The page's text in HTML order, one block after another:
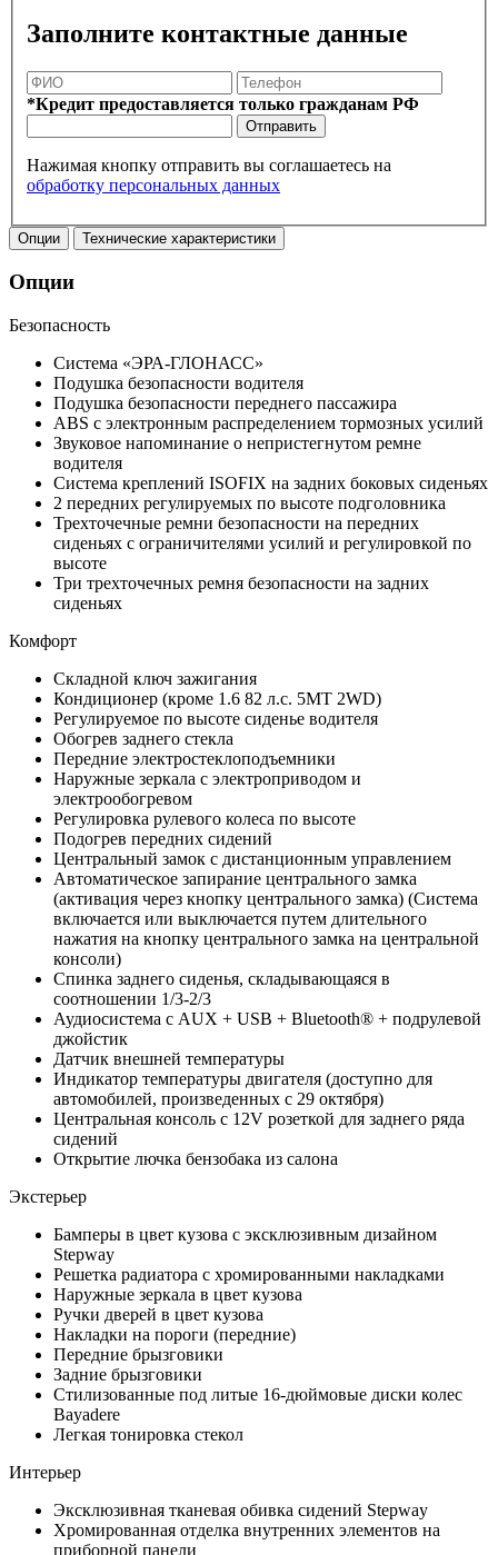
Заполните контактные данные
*Кредит предоставляется только гражданам РФ
Отправить
Нажимая кнопку отправить вы соглашаетесь на
обработку персональных данных
Опции Технические характеристики
Опции
Безопасность
Система «ЭРА-ГЛОНАСС»
Подушка безопасности водителя
Подушка безопасности переднего пассажира
ABS с электронным распределением тормозных усилий
Звуковое напоминание о непристегнутом ремне
водителя
Система креплений ISOFIX на задних боковых сиденьях
2 передних регулируемых по высоте подголовника
Трехточечные ремни безопасности на передних
сиденьях с ограничителями усилий и регулировкой по
высоте
Три трехточечных ремня безопасности на задних
сиденьях
Комфорт
Складной ключ зажигания
Кондиционер (кроме 1.6 82 л.с. 5MT 2WD)
Регулируемое по высоте сиденье водителя
Обогрев заднего стекла
Передние электростеклоподъемники
Наружные зеркала с электроприводом и
электрообогревом
Регулировка рулевого колеса по высоте
Подогрев передних сидений
Центральный замок с дистанционным управлением
Автоматическое запирание центрального замка
(активация через кнопку центрального замка) (Система
включается или выключается путем длительного
нажатия на кнопку центрального замка на центральной
консоли)
Спинка заднего сиденья, складывающаяся в
соотношении 1/3-2/3
Аудиосистема с AUX + USB + Bluetooth® + подрулевой
джойстик
Датчик внешней температуры
Индикатор температуры двигателя (доступно для
автомобилей, произведенных с 29 октября)
Центральная консоль с 12V розеткой для заднего ряда
сидений
Открытие лючка бензобака из салона
Экстерьер
Бамперы в цвет кузова с эксклюзивным дизайном
Stepway
Решетка радиатора c хромированными накладками
Наружные зеркала в цвет кузова
Ручки дверей в цвет кузова
Накладки на пороги (передние)
Передние брызговики
Задние брызговики
Стилизованные под литые 16-дюймовые диски колес
Bayadere
Легкая тонировка стекол
Интерьер
Эксклюзивная тканевая обивка сидений Stepway
Хромированная отделка внутренних элементов на
приборной панели